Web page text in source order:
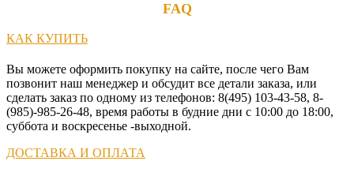
Tutti
Bambini
UPPAbaby
FAQ
КАК КУПИТЬ
Вы можете оформить покупку на сайте, после чего Вам
позвонит наш менеджер и обсудит все детали заказа, или
сделать заказ по одному из телефонов: 8(495) 103-43-58, 8-
(985)-985-26-48, время работы в будние дни с 10:00 до 18:00,
суббота и воскресенье -выходной.
ДОСТАВКА И ОПЛАТА